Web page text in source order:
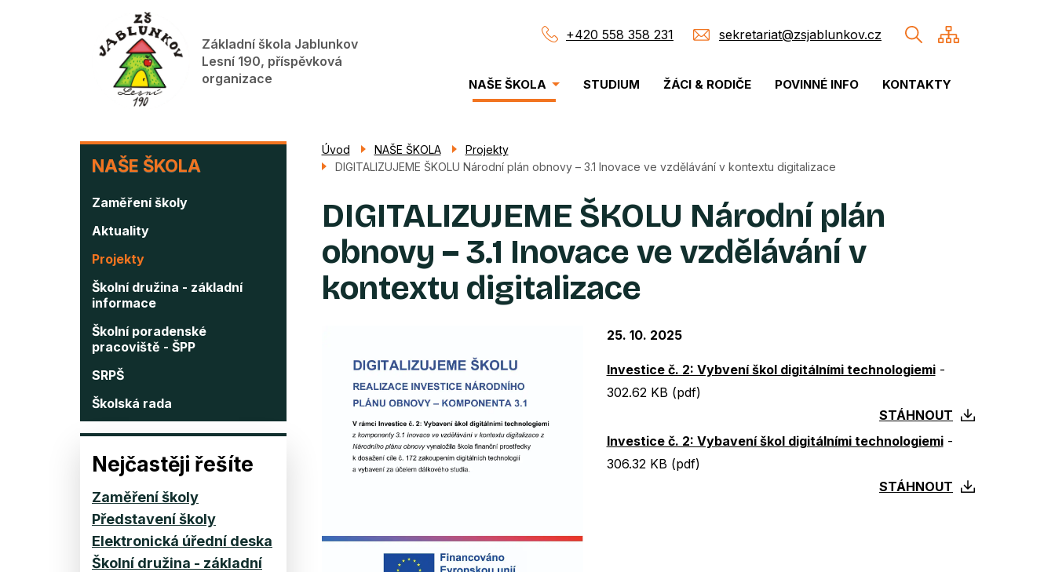
Základní škola Jablunkov
Lesní 190, příspěvková
organizace
+420 558 358 231 sekretariat@zsjablunkov.cz
Menu
navigace
NAŠE ŠKOLA STUDIUM ŽÁCI & RODIČE POVINNÉ INFO KONTAKTY
NAŠE
NAŠE ŠKOLA
Zaměření školy
Aktuality
Projekty
Školní družina - základní
informace
Školní poradenské
pracoviště - ŠPP
SRPŠ
Školská rada
Nejčastěji řešíte
Zaměření školy
Představení školy
Elektronická úřední deska
Školní družina - základní
Úvod NAŠE ŠKOLA
Projekty
DIGITALIZUJEME ŠKOLU Národní plán obnovy – 3.1 Inovace ve vzdělávání v kontextu digitalizace
DIGITALIZUJEME ŠKOLU Národní plán
obnovy – 3.1 Inovace ve vzdělávání v
kontextu digitalizace
25. 10. 2025
Investice č. 2: Vybvení škol digitálními technologiemi -
302.62 KB (pdf)
STÁHNOUT
Investice č. 2: Vybavení škol digitálními technologiemi -
306.32 KB (pdf)
STÁHNOUT